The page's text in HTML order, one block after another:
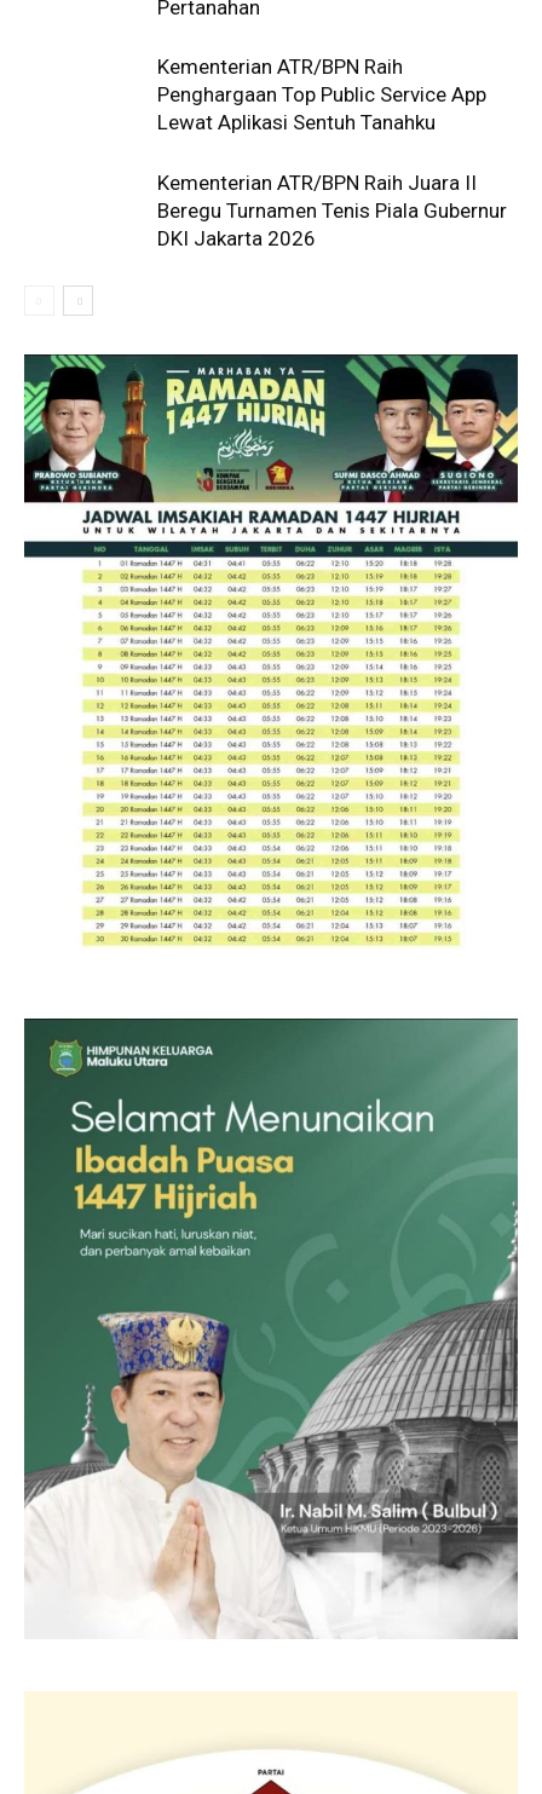
Pertanahan
Kementerian ATR/BPN Raih
Penghargaan Top Public Service App
Lewat Aplikasi Sentuh Tanahku
Kementerian ATR/BPN Raih Juara II
Beregu Turnamen Tenis Piala Gubernur
DKI Jakarta 2026